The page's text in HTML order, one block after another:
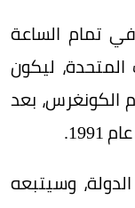
تمام الساعة
المتحدة، ليكون
الكونغرس، بعد
وسيتبعه